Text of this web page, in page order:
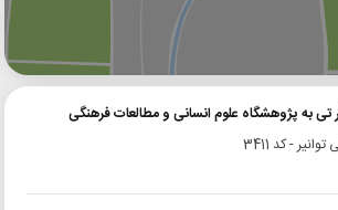
تی به پژوهشگاه علوم انسانی و مطالعات فرهنگی
- کد 3411